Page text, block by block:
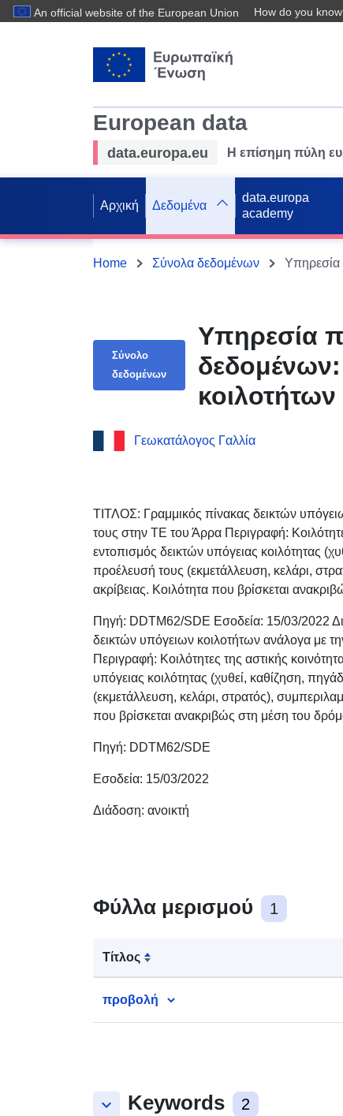
An official website of the European Union How do you
European data
data.europa.eu Η επίσημη πύλη
Αρχική Δεδομένα
data.europa
academy
Home Σύνολα δεδομένων
Σύνολο
δεδομένων
Υπηρεσία
Γεωκατάλογος Γαλλία
ΤΙΤΛΟΣ: Γραμμικός πίνακας δεικτών
τους στην ΤΕ του Άρρα Περιγραφή:
εντοπισμός δεικτών υπόγειας κοιλότητας
προέλευσή τους (εκμετάλλευση, κελάρι,
ακρίβειας. Κοιλότητα που βρίσκεται
Πηγή: DDTM62/SDE Εσοδεία: 15/03/2022
δεικτών υπόγειων κοιλοτήτων ανάλογα με
Περιγραφή: Κοιλότητες της αστικής
υπόγειας κοιλότητας (χυθεί, καθίζηση,
(εκμετάλλευση, κελάρι, στρατός),
που βρίσκεται ανακριβώς στη μέση του
Πηγή: DDTM62/SDE
Εσοδεία: 15/03/2022
Διάδοση: ανοικτή
Φύλλα μερισμού 1
Τίτλος
προβολή
keyboard_arrow_down Keywords 2